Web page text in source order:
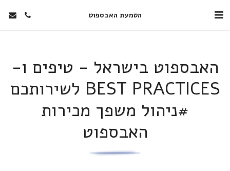
הטמעת האבספוט
האבספוט בישראל - טיפים ו-
BEST PRACTICES לשירותכם
#ניהול משפך מכירות
האבספוט